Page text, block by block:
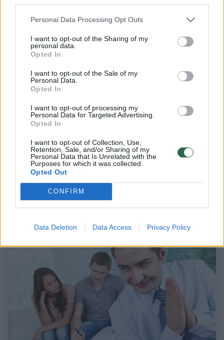
Personal Data Processing Opt Outs
I want to opt-out of the Sharing of my
personal data.
Opted In
I want to opt-out of the Sale of my
Personal Data.
Opted In
I want to opt-out of processing my
Personal Data for Targeted Advertising.
Opted In
I want to opt-out of Collection, Use,
Retention, Sale, and/or Sharing of my
Personal Data that Is Unrelated with the
Purposes for which it was collected.
Opted Out
CONFIRM
Data Deletion Data Access Privacy Policy
NT brokeris apgavo vilnietį: pasimokykite iš
svetimų klaidų
Būstas 2014-10-08